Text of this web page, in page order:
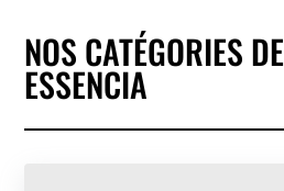
NOS CATÉGORIES
ESSENCIA